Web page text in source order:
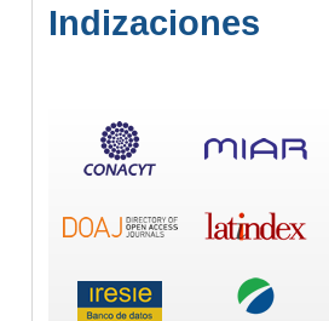
Indizaciones